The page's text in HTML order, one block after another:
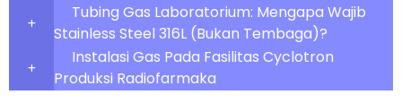
Tubing Gas Laboratorium: Mengapa Wajib
Stainless Steel 316L (Bukan Tembaga)?
Instalasi Gas Pada Fasilitas Cyclotron
Produksi Radiofarmaka